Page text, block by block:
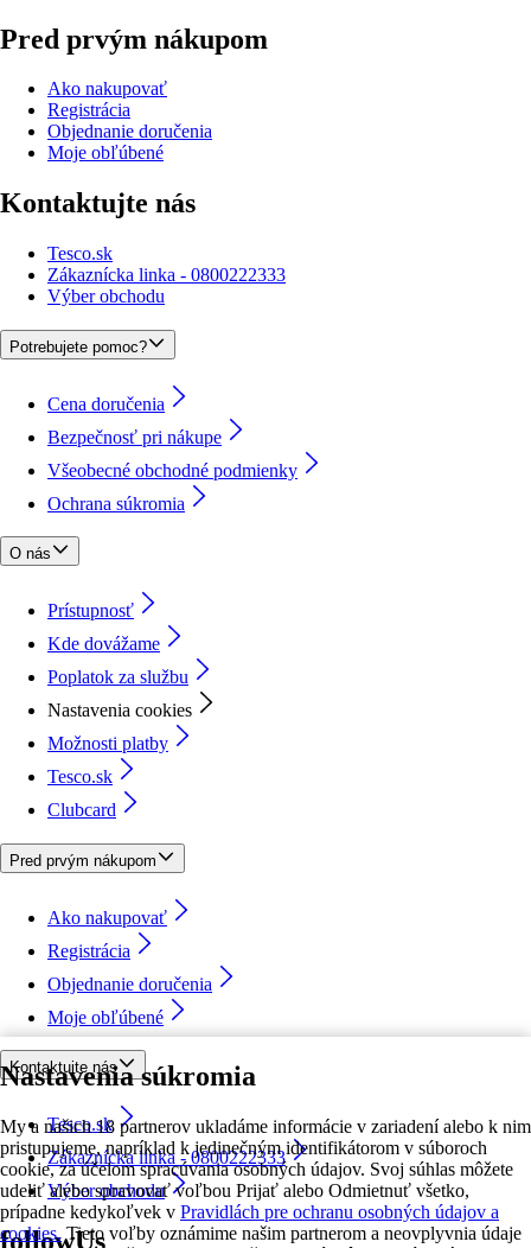
Nastavenia súkromia
My a našich 18 partnerov ukladáme informácie v zariadení alebo k nim
pristupujeme, napríklad k jedinečným identifikátorom v súboroch
cookie, za účelom spracúvania osobných údajov. Svoj súhlas môžete
udeliť alebo spravovať voľbou Prijať alebo Odmietnuť všetko,
prípadne kedykoľvek v Pravidlách pre ochranu osobných údajov a
cookies. Tieto voľby oznámime našim partnerom a neovplyvnia údaje
Pred prvým nákupom
Ako nakupovať
Registrácia
Objednanie doručenia
Moje obľúbené
Kontaktujte nás
Tesco.sk
Zákaznícka linka - 0800222333
Výber obchodu
Potrebujete pomoc?
Cena doručenia
Bezpečnosť pri nákupe
Všeobecné obchodné podmienky
Ochrana súkromia
O nás
Prístupnosť
Kde dovážame
Poplatok za službu
Nastavenia cookies
Možnosti platby
Tesco.sk
Clubcard
Pred prvým nákupom
Ako nakupovať
Registrácia
Objednanie doručenia
Moje obľúbené
Kontaktujte nás
Tesco.sk
Zákaznícka linka - 0800222333
Výber obchodu
followUs